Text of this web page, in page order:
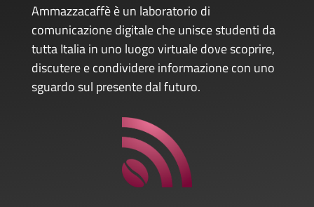
Ammazzacaffè è un laboratorio di
comunicazione digitale che unisce studenti da
tutta Italia in uno luogo virtuale dove scoprire,
discutere e condividere informazione con uno
sguardo sul presente dal futuro.